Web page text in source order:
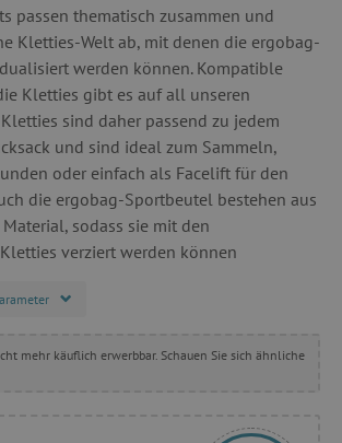
passen thematisch zusammen und
Kletties-Welt ab, mit denen die ergobag-
werden können. Kompatible
Kletties gibt es auf all unseren
sind daher passend zu jedem
und sind ideal zum Sammeln,
oder einfach als Facelift für den
die ergobag-Sportbeutel bestehen aus
sodass sie mit den
verziert werden können
mehr käuflich erwerbbar. Schauen Sie sich ähnliche